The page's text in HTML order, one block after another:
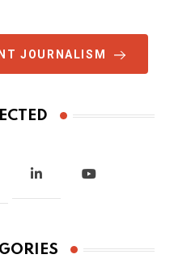
JOURNALISM